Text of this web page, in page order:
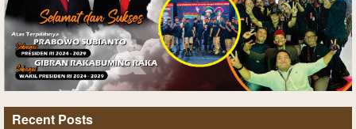
Recent Posts